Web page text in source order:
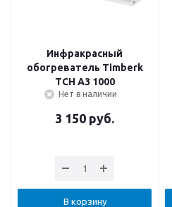
Инфракрасный
обогреватель Timberk
TCH A3 1000
Нет в наличии
3 150 руб.
В корзину